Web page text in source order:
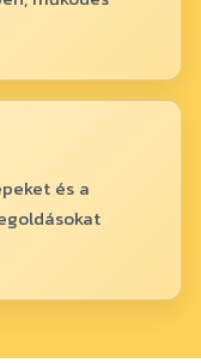
és a